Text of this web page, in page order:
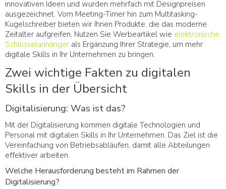
innovativen Ideen und wurden mehrfach mit Designpreisen
ausgezeichnet. Vom Meeting-Timer hin zum Multitasking-
Kugelschreiber bieten wir Ihnen Produkte, die das moderne
Zeitalter aufgreifen. Nutzen Sie Werbeartikel wie elektronische
Schlüsselanhänger als Ergänzung Ihrer Strategie, um mehr
digitale Skills in Ihr Unternehmen zu bringen.
Zwei wichtige Fakten zu digitalen
Skills in der Übersicht
Digitalisierung: Was ist das?
Mit der Digitalisierung kommen digitale Technologien und
Personal mit digitalen Skills in Ihr Unternehmen. Das Ziel ist die
Vereinfachung von Betriebsabläufen, damit alle Abteilungen
effektiver arbeiten.
Welche Herausforderung besteht im Rahmen der
Digitalisierung?